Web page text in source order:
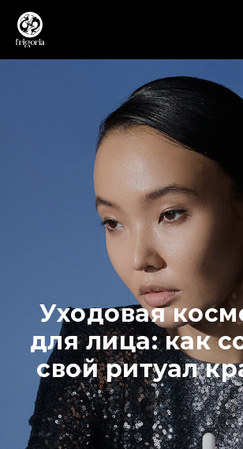
Уходовая
для лица: как
свой ритуал